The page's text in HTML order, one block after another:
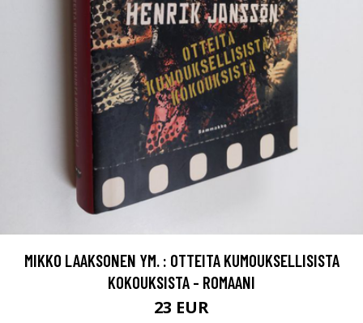
MIKKO LAAKSONEN YM. : OTTEITA KUMOUKSELLISISTA
KOKOUKSISTA - ROMAANI
23 EUR